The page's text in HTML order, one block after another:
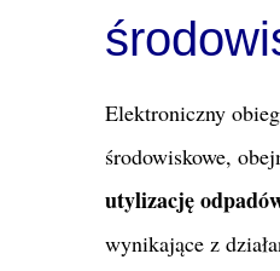
Elektroniczny
środowiskowe,
utylizację
wynikające z